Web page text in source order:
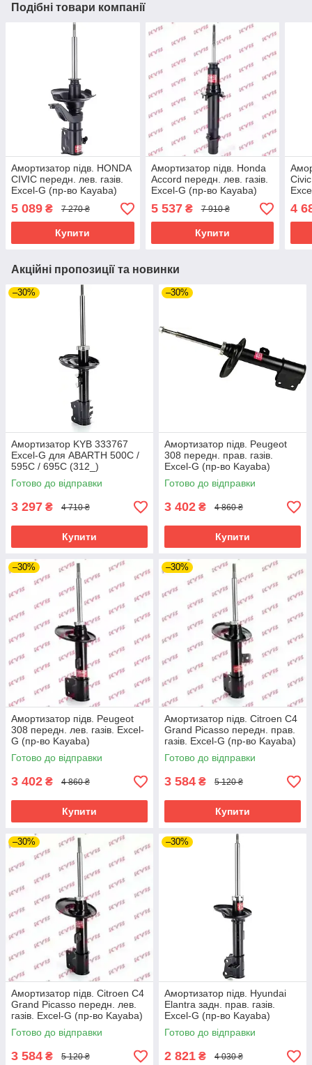
Подібні товари компанії
Амортизатор підв. HONDA
CIVIC передн. лев. газів.
Excel-G (пр-во Kayaba)
5 089 ₴ 7 270 ₴
Купити
Амортизатор підв. Honda
Accord передн. лев. газів.
Excel-G (пр-во Kayaba)
5 537₴ 7 910 ₴
Купити
4
Акційні пропозиції та новинки
–30%
Амортизатор KYB 333767
Excel-G для ABARTH 500C /
595C / 695C (312_)
Готово до відправки
3 297 ₴ 4 710 ₴
Купити
–30%
Амортизатор підв. Peugeot
308 передн. прав. газів.
Excel-G (пр-во Kayaba)
Готово до відправки
3 402 ₴ 4 860 ₴
Купити
–30%
Амортизатор підв. Peugeot
308 передн. лев. газів. Excel-
G (пр-во Kayaba)
Готово до відправки
3 402 ₴ 4 860 ₴
Купити
–30%
Амортизатор підв. Citroen C4
Grand Picasso передн. прав.
газів. Excel-G (пр-во Kayaba)
Готово до відправки
3 584 ₴ 5 120 ₴
Купити
–30%
Амортизатор підв. Citroen C4
Grand Picasso передн. лев.
газів. Excel-G (пр-во Kayaba)
Готово до відправки
3 584 ₴ 5 120 ₴
–30%
Амортизатор підв. Hyundai
Elantra задн. прав. газів.
Excel-G (пр-во Kayaba)
Готово до відправки
2 821 ₴ 4 030 ₴